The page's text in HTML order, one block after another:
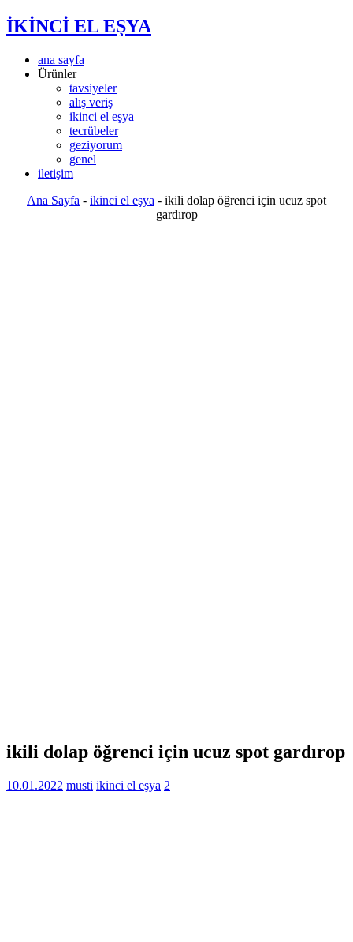
İKİNCİ EL EŞYA
ana sayfa
Ürünler
tavsiyeler
alış veriş
ikinci el eşya
tecrübeler
geziyorum
genel
iletişim
Ana Sayfa - ikinci el eşya - ikili dolap öğrenci için ucuz spot
gardırop
ikili dolap öğrenci için ucuz spot gardırop
10.01.2022 musti ikinci el eşya 2